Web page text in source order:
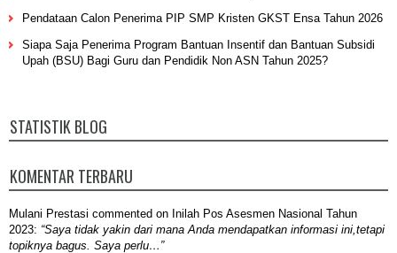
Pendataan Calon Penerima PIP SMP Kristen GKST Ensa Tahun 2026
Siapa Saja Penerima Program Bantuan Insentif dan Bantuan Subsidi
Upah (BSU) Bagi Guru dan Pendidik Non ASN Tahun 2025?
STATISTIK BLOG
KOMENTAR TERBARU
Mulani Prestasi commented on Inilah Pos Asesmen Nasional Tahun
2023: “Saya tidak yakin dari mana Anda mendapatkan informasi ini,tetapi
topiknya bagus. Saya perlu…”